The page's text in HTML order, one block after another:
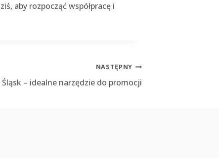
aby rozpocząć współpracę i
NASTĘPNY
– idealne narzędzie do promocji